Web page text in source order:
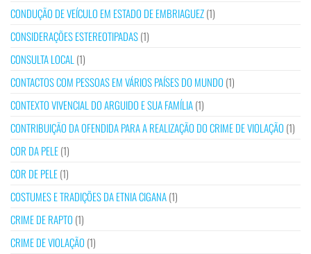
CONDUÇÃO DE VEÍCULO EM ESTADO DE EMBRIAGUEZ(1)
CONSIDERAÇÕES ESTEREOTIPADAS(1)
CONSULTA LOCAL (1)
CONTACTOS COM PESSOAS EM VÁRIOS PAÍSES DO MUNDO (1)
CONTEXTO VIVENCIAL DO ARGUIDO E SUA FAMÍLIA(1)
CONTRIBUIÇÃO DA OFENDIDA PARA A REALIZAÇÃO DO CRIME DE VIOLAÇÃO (1)
COR DA PELE(1)
COR DE PELE(1)
COSTUMES E TRADIÇÕES DA ETNIA CIGANA(1)
CRIME DE RAPTO (1)
CRIME DE VIOLAÇÃO (1)